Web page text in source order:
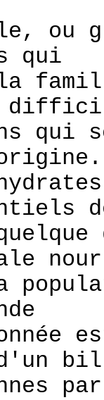
ou
qui
la
qui
d'un